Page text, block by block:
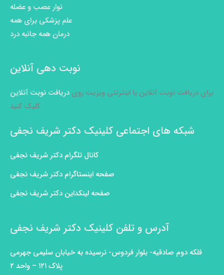
نوار عصب و عضله
علم پزشکی برای همه
درمان همه جانبه درد
نوبت دهی آنلاین
برای دریافت نوبت آنلاین یا اینترنتی ویزیت روی دریافت نوبت آنلاین
کلیک کنید
شبکه های اجتماعی کلینیک دکتر شریف نجفی
کانال تلگرام دکتر شریف نجفی
صفحه اینستاگرام دکتر شریف نجفی
صفحه لینکداین دکتر شریف نجفی
آدرس و تلفن کلینیک دکتر شریف نجفی
فلکه دوم صادقیه- بلوار فردوس- نرسیده به خیابان سلیمی جهرمی
پلاک ۱۲۱ – واحد ۲